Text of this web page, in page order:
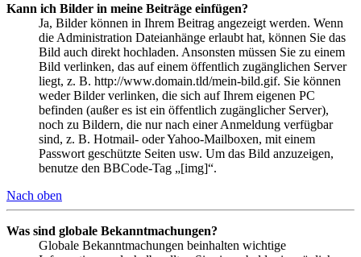
Kann ich Bilder in meine Beiträge einfügen?
Ja, Bilder können in Ihrem Beitrag angezeigt werden. Wenn
die Administration Dateianhänge erlaubt hat, können Sie das
Bild auch direkt hochladen. Ansonsten müssen Sie zu einem
Bild verlinken, das auf einem öffentlich zugänglichen Server
liegt, z. B. http://www.domain.tld/mein-bild.gif. Sie können
weder Bilder verlinken, die sich auf Ihrem eigenen PC
befinden (außer es ist ein öffentlich zugänglicher Server),
noch zu Bildern, die nur nach einer Anmeldung verfügbar
sind, z. B. Hotmail- oder Yahoo-Mailboxen, mit einem
Passwort geschützte Seiten usw. Um das Bild anzuzeigen,
benutze den BBCode-Tag „[img]“.
Nach oben
Was sind globale Bekanntmachungen?
Globale Bekanntmachungen beinhalten wichtige